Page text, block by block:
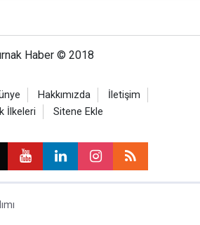
Haber © 2018
Hakkımızda
İletişim
İlkeleri
Sitene Ekle